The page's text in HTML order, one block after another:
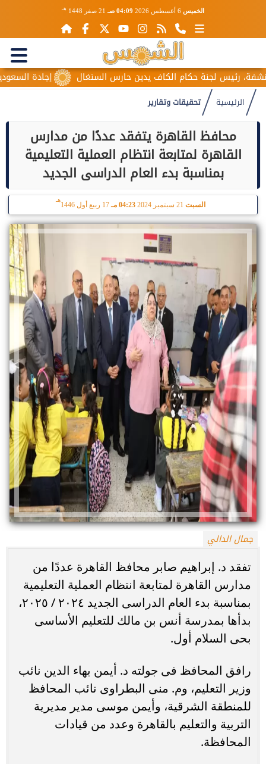
الخميس 04:09 صـ 21 صفر 1448 هـ
إجادة السعودية للطيران حكام الكاف يدين حارس السنغال
الرئيسية تحقيقات وتقارير
محافظ القاهرة يتفقد عددًا من مدارس
القاهرة لمتابعة انتظام العملية التعليمية
بمناسبة بدء العام الدراسى الجديد
السبت 04:23 مـ 17 ربيع أول 1446
هـ
جمال الدالي
تفقد د. إبراهيم صابر محافظ القاهرة عددًا من
مدارس القاهرة لمتابعة انتظام العملية التعليمية
بمناسبة بدء العام الدراسى الجديد ٢٠٢٤ / ٢٠٢٥،
بدأها بمدرسة أنس بن مالك للتعليم الأساسى
بحى السلام أول.
رافق المحافظ فى جولته د. أيمن بهاء الدين نائب
وزير التعليم، وم. منى البطراوى نائب المحافظ
للمنطقة الشرقية، وأيمن موسى مدير مديرية
التربية والتعليم بالقاهرة وعدد من قيادات
المحافظة.